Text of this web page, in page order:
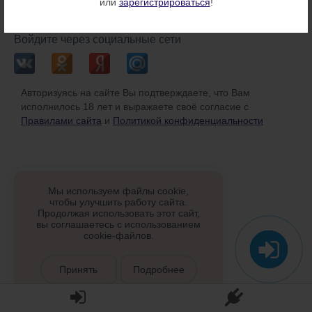
Войдите через социальные сети
Авторизуясь на сайте Вы подтверждаете, что Вам
исполнилось 18 лет и выражаете своё согласие с
Правилами сайта и Политикой конфиденциальности
Мы используем файлы cookie,
чтобы улучшить работу сайта.
Продолжая использовать этот сайт,
вы соглашаетесь с использованием
cookie-файлов.
Принять Подробнее